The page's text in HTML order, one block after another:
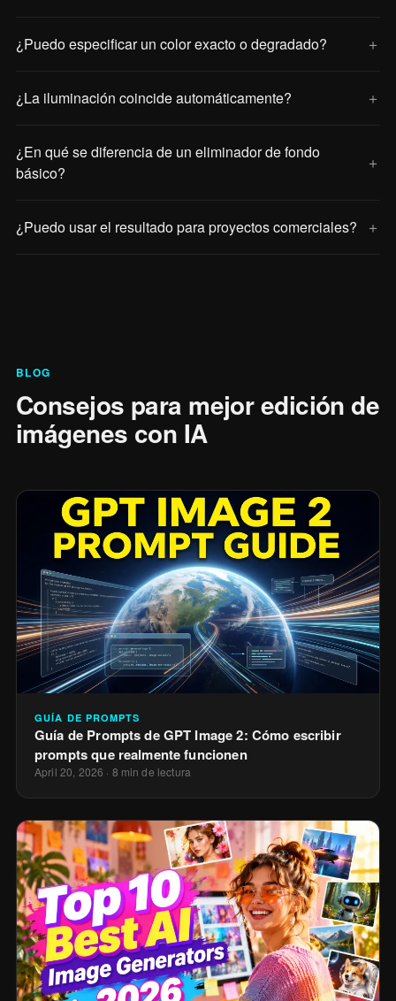
¿Puedo especificar un color exacto o degradado? ＋
¿La iluminación coincide automáticamente? ＋
¿En qué se diferencia de un eliminador de fondo
básico?
＋
¿Puedo usar el resultado para proyectos comerciales? ＋
BLOG
Consejos para mejor edición de
imágenes con IA
GUÍA DE PROMPTS
Guía de Prompts de GPT Image 2: Cómo escribir
prompts que realmente funcionen
April 20, 2026 · 8 min de lectura